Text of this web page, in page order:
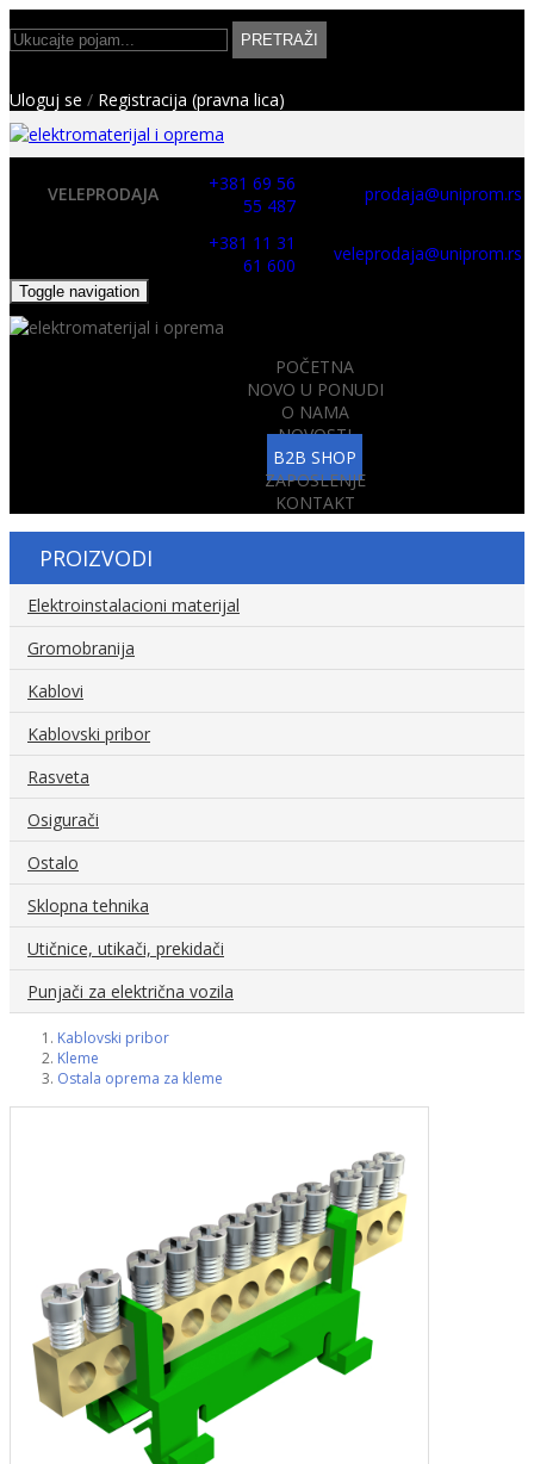
PRETRAŽI
Uloguj se / Registracija (pravna lica)
VELEPRODAJA
+381 69 56
55 487
prodaja@uniprom.rs
+381 11 31
61 600
veleprodaja@uniprom.rs
Toggle navigation
POČETNA
NOVO U PONUDI
O NAMA
NOVOSTI
B2B SHOP
ZAPOSLENJE
KONTAKT
PROIZVODI
Elektroinstalacioni materijal
Gromobranija
Kablovi
Kablovski pribor
Rasveta
Osigurači
Ostalo
Sklopna tehnika
Utičnice, utikači, prekidači
Punjači za električna vozila
Kablovski pribor
Kleme
Ostala oprema za kleme